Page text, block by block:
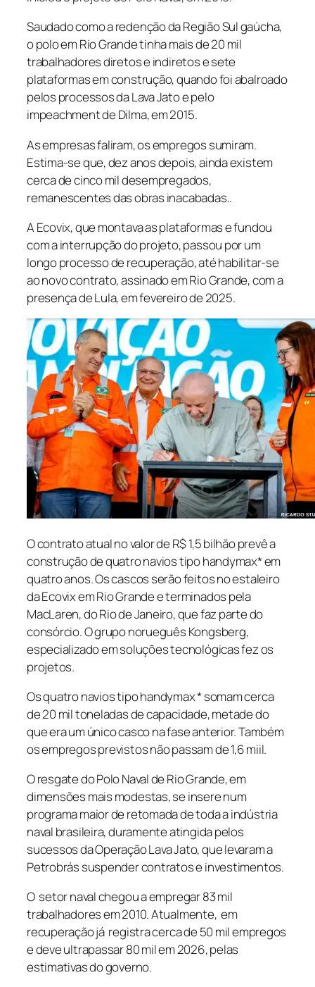
Saudado como a redenção da Região Sul gaúcha,
o polo em Rio Grande tinha mais de 20 mil
trabalhadores diretos e indiretos e sete
plataformas em construção, quando foi abalroado
pelos processos da Lava Jato e pelo
impeachment de Dilma, em 2015.
As empresas faliram, os empregos sumiram.
Estima-se que, dez anos depois, ainda existem
cerca de cinco mil desempregados,
remanescentes das obras inacabadas..
A Ecovix, que montava as plataformas e fundou
com a interrupção do projeto, passou por um
longo processo de recuperação, até habilitar-se
ao novo contrato, assinado em Rio Grande, com a
presença de Lula, em fevereiro de 2025.
O contrato atual no valor de R$ 1,5 bilhão prevê a
construção de quatro navios tipo handymax* em
quatro anos. Os cascos serão feitos no estaleiro
da Ecovix em Rio Grande e terminados pela
MacLaren, do Rio de Janeiro, que faz parte do
consórcio. O grupo norueguês Kongsberg,
especializado em soluções tecnológicas fez os
projetos.
Os quatro navios tipohandymax* somam cerca
de 20 mil toneladas de capacidade, metade do
que era um único casco na fase anterior. Também
os empregos previstos não passam de 1,6 miil.
O resgate do Polo Naval de Rio Grande, em
dimensões mais modestas, se insere num
programa maior de retomada de toda a indústria
naval brasileira, duramente atingida pelos
sucessos da Operação Lava Jato, que levaram a
Petrobrás suspender contratos e investimentos.
O setor naval chegou a empregar 83 mil
trabalhadores em 2010. Atualmente, em
recuperação já registra cerca de 50 mil empregos
e deve ultrapassar 80 mil em 2026, pelas
estimativas do governo.